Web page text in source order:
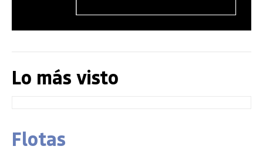
Lo más visto
Flotas